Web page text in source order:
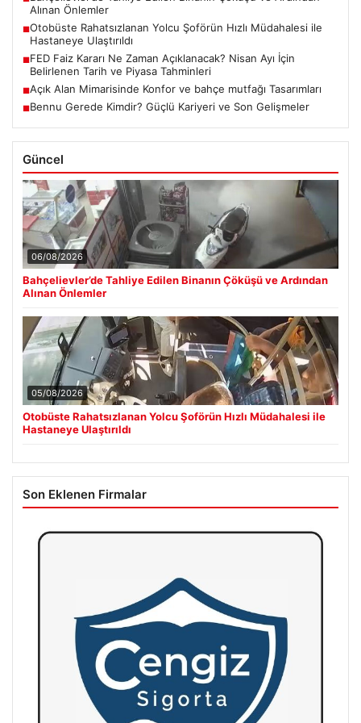
Alınan Önlemler
■Otobüste Rahatsızlanan Yolcu Şoförün Hızlı Müdahalesi ile
Hastaneye Ulaştırıldı
■FED Faiz Kararı Ne Zaman Açıklanacak? Nisan Ayı İçin
Belirlenen Tarih ve Piyasa Tahminleri
■Açık Alan Mimarisinde Konfor ve bahçe mutfağı Tasarımları
■Bennu Gerede Kimdir? Güçlü Kariyeri ve Son Gelişmeler
Güncel
06/08/2026
Bahçelievler’de Tahliye Edilen Binanın Çöküşü ve Ardından
Alınan Önlemler
05/08/2026
Otobüste Rahatsızlanan Yolcu Şoförün Hızlı Müdahalesi ile
Hastaneye Ulaştırıldı
Son Eklenen Firmalar